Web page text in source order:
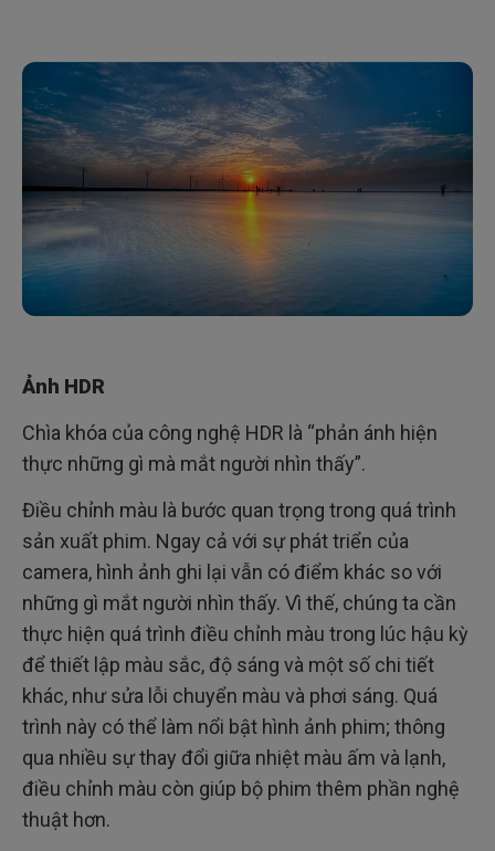
Ảnh HDR
Chìa khóa của công nghệ HDR là “phản ánh hiện
thực những gì mà mắt người nhìn thấy”.
Điều chỉnh màu là bước quan trọng trong quá trình
sản xuất phim. Ngay cả với sự phát triển của
camera, hình ảnh ghi lại vẫn có điểm khác so với
những gì mắt người nhìn thấy. Vì thế, chúng ta cần
thực hiện quá trình điều chỉnh màu trong lúc hậu kỳ
để thiết lập màu sắc, độ sáng và một số chi tiết
khác, như sửa lỗi chuyển màu và phơi sáng. Quá
trình này có thể làm nổi bật hình ảnh phim; thông
qua nhiều sự thay đổi giữa nhiệt màu ấm và lạnh,
điều chỉnh màu còn giúp bộ phim thêm phần nghệ
thuật hơn.